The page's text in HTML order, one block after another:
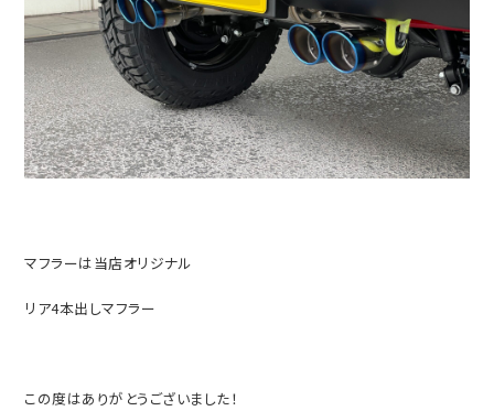
マフラーは当店オリジナル
リア4本出しマフラー
この度はありがとうございました！